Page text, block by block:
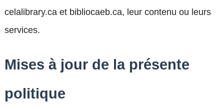
celalibrary.ca et bibliocaeb.ca, leur contenu ou leurs
services.
Mises à jour de la présente
politique